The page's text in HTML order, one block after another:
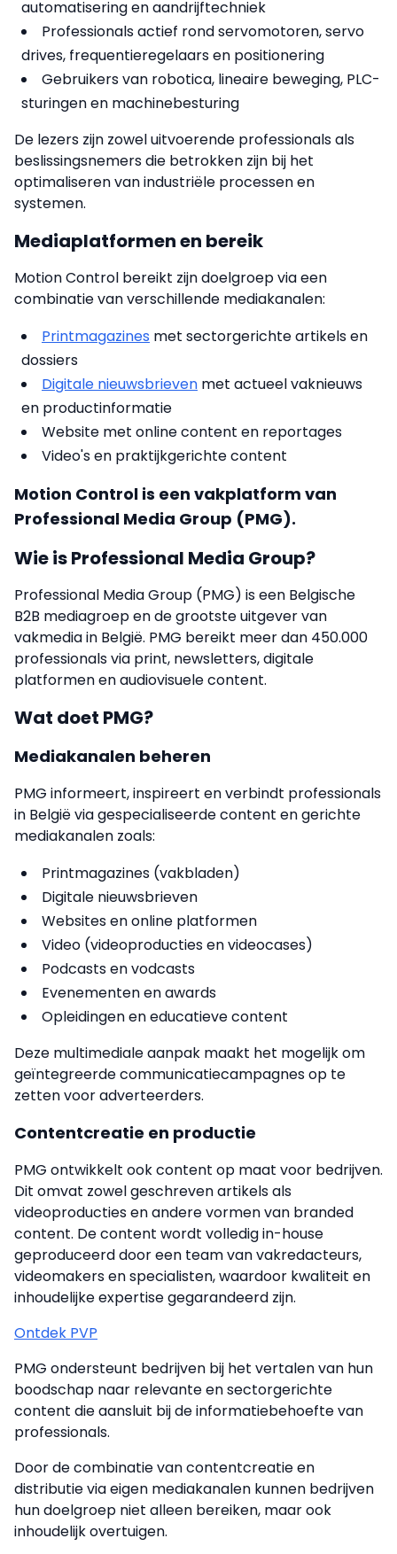
automatisering en aandrijftechniek
Professionals actief rond servomotoren, servo
drives, frequentieregelaars en positionering
Gebruikers van robotica, lineaire beweging, PLC-
sturingen en machinebesturing
De lezers zijn zowel uitvoerende professionals als
beslissingsnemers die betrokken zijn bij het
optimaliseren van industriële processen en
systemen.
Mediaplatformen en bereik
Motion Control bereikt zijn doelgroep via een
combinatie van verschillende mediakanalen:
Printmagazines met sectorgerichte artikels en
dossiers
Digitale nieuwsbrieven met actueel vaknieuws
en productinformatie
Website met online content en reportages
Video's en praktijkgerichte content
Motion Control is een vakplatform van
Professional Media Group (PMG).
Wie is Professional Media Group?
Professional Media Group (PMG) is een Belgische
B2B mediagroep en de grootste uitgever van
vakmedia in België. PMG bereikt meer dan 450.000
professionals via print, newsletters, digitale
platformen en audiovisuele content.
Wat doet PMG?
Mediakanalen beheren
PMG informeert, inspireert en verbindt professionals
in België via gespecialiseerde content en gerichte
mediakanalen zoals:
Printmagazines (vakbladen)
Digitale nieuwsbrieven
Websites en online platformen
Video (videoproducties en videocases)
Podcasts en vodcasts
Evenementen en awards
Opleidingen en educatieve content
Deze multimediale aanpak maakt het mogelijk om
geïntegreerde communicatiecampagnes op te
zetten voor adverteerders.
Contentcreatie en productie
PMG ontwikkelt ook content op maat voor bedrijven.
Dit omvat zowel geschreven artikels als
videoproducties en andere vormen van branded
content. De content wordt volledig in-house
geproduceerd door een team van vakredacteurs,
videomakers en specialisten, waardoor kwaliteit en
inhoudelijke expertise gegarandeerd zijn.
Ontdek PVP
PMG ondersteunt bedrijven bij het vertalen van hun
boodschap naar relevante en sectorgerichte
content die aansluit bij de informatiebehoefte van
professionals.
Door de combinatie van contentcreatie en
distributie via eigen mediakanalen kunnen bedrijven
hun doelgroep niet alleen bereiken, maar ook
inhoudelijk overtuigen.